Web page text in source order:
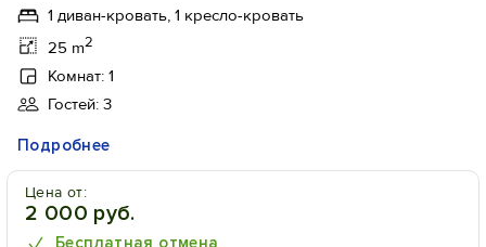
1 диван-кровать, 1 кресло-кровать
25 m2
Комнат: 1
Гостей: 3
Подробнее
Цена от:
2 000 руб.
Бесплатная отмена